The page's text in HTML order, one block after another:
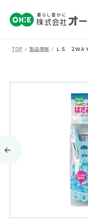
TOP ⁄ 製品情報 ⁄ ＬＳ ２ＷＡ